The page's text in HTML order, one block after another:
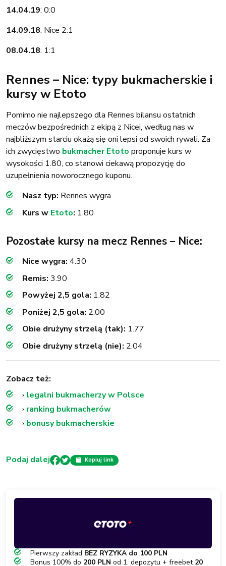
14.04.19: 0:0
14.09.18: Nice 2:1
08.04.18: 1:1
Rennes – Nice: typy bukmacherskie i
kursy w Etoto
Pomimo nie najlepszego dla Rennes bilansu ostatnich
meczów bezpośrednich z ekipą z Nicei, według nas w
najbliższym starciu okażą się oni lepsi od swoich rywali. Za
ich zwycięstwo bukmacher Etoto proponuje kurs w
wysokości 1.80, co stanowi ciekawą propozycję do
uzupełnienia noworocznego kuponu.
Nasz typ: Rennes wygra
Kurs w Etoto: 1.80
Pozostałe kursy na mecz Rennes – Nice:
Nice wygra: 4.30
Remis: 3.90
Powyżej 2,5 gola: 1.82
Poniżej 2,5 gola: 2.00
Obie drużyny strzelą (tak): 1.77
Obie drużyny strzelą (nie): 2.04
Zobacz też:
› legalni bukmacherzy w Polsce
› ranking bukmacherów
› bonusy bukmacherskie
Podaj dalej Kopiuj link
Pierwszy zakład BEZ RYZYKA do 100 PLN
Bonus 100% do 200 PLN od 1. depozytu + freebet 20